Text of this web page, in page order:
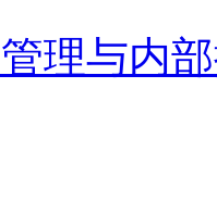
理与内